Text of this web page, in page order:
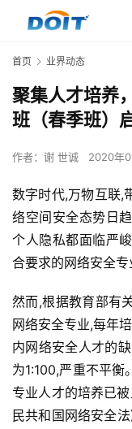
首页 业界动态
聚集人才培养
班（春季班）
作者： 谢 世诚 2020年
数字时代,万物互联
络空间安全态势日
个人隐私都面临严
合要求的网络安全专
然而,根据教育部有
网络安全专业,每年
内网络安全人才的
为1:100,严重不平
专业人才的培养已
民共和国网络安全